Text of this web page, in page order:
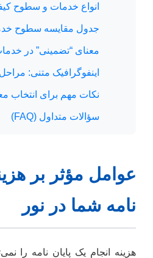
انواع خدمات و سطوح
جدول مقایسه سطوح
معنای “تضمینی” در
اینفوگرافیک متنی:
نکات مهم برای انتخاب
سؤالات متداول (FAQ)
عوامل مؤثر بر
نامه شما در نور
هزینه انجام یک پایان نامه را